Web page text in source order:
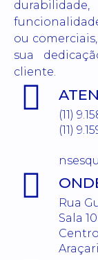
ou
sua
cliente.
(11)
(11)
Rua
Sala 10